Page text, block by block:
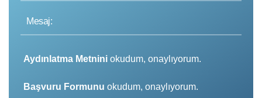
Aydınlatma Metnini okudum, onaylıyorum.
Başvuru Formunu okudum, onaylıyorum.